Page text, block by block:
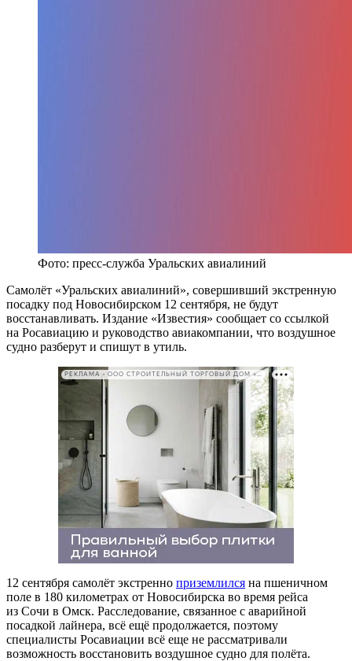
Фото: пресс-служба Уральских авиалиний
Самолёт «Уральских авиалиний», совершивший экстренную
посадку под Новосибирском 12 сентября, не будут
восстанавливать. Издание «Известия» сообщает со ссылкой
на Росавиацию и руководство авиакомпании, что воздушное
судно разберут и спишут в утиль.
РЕКЛАМА • ООО СТРОИТЕЛЬНЫЙ ТОРГОВЫЙ ДОМ «ПЕТРОВИЧ». ИНН: 7802348846
12 сентября самолёт экстренно приземлился на пшеничном
поле в 180 километрах от Новосибирска во время рейса
из Сочи в Омск. Расследование, связанное с аварийной
посадкой лайнера, всё ещё продолжается, поэтому
специалисты Росавиации всё еще не рассматривали
возможность восстановить воздушное судно для полёта.